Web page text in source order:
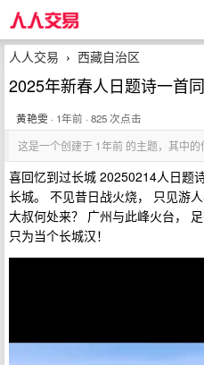
人人交易 › 西藏自治区
2025年新春人日题诗一首
黄艳雯 · 1年前 · 825 次点击
这是一个创建于 1年前 的主题，其中的
喜回忆到过长城 20250214人日题
长城。 不见昔日战火烧， 只见游
大叔何处来？ 广州与此峰火台，
只为当个长城汉！